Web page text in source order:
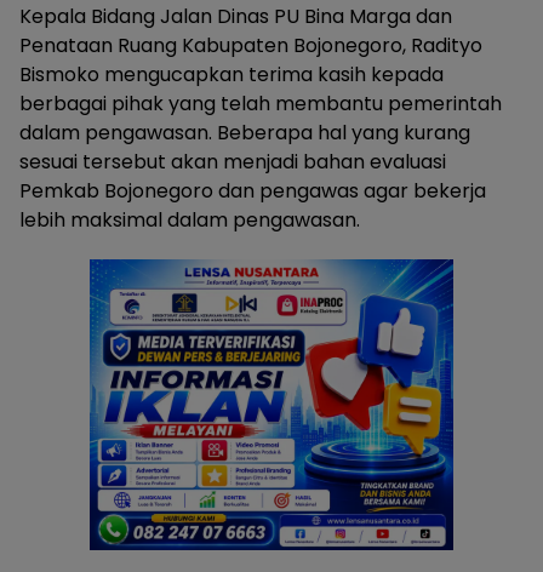
Kepala Bidang Jalan Dinas PU Bina Marga dan
Penataan Ruang Kabupaten Bojonegoro, Radityo
Bismoko mengucapkan terima kasih kepada
berbagai pihak yang telah membantu pemerintah
dalam pengawasan. Beberapa hal yang kurang
sesuai tersebut akan menjadi bahan evaluasi
Pemkab Bojonegoro dan pengawas agar bekerja
lebih maksimal dalam pengawasan.